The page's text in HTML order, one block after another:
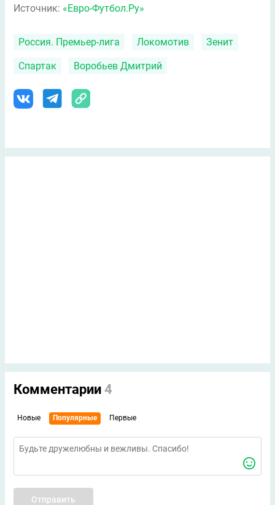
Источник: «Евро-Футбол.Ру»
Россия. Премьер-лига Локомотив Зенит
Спартак Воробьев Дмитрий
Комментарии 4
Новые Популярные Первые
Отправить